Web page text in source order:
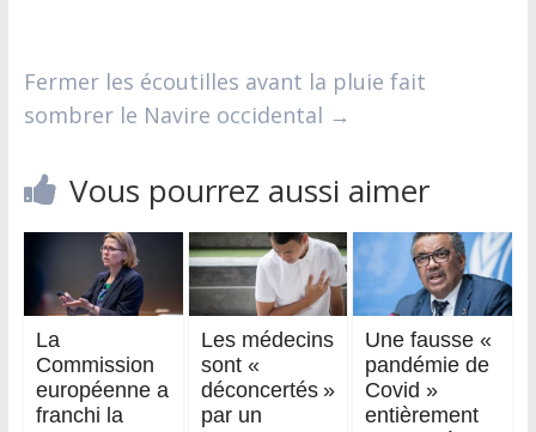
Fermer les écoutilles avant la pluie fait
sombrer le Navire occidental →
Vous pourrez aussi aimer
La
Commission
européenne a
franchi la
Les médecins
sont «
déconcertés »
par un
Une fausse «
pandémie de
Covid »
entièrement